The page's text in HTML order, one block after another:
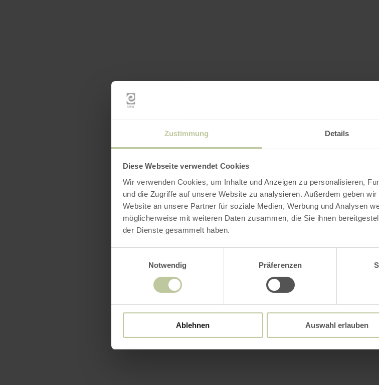
Zustimmung Details
Diese Webseite verwendet Cookies
Wir verwenden Cookies, um Inhalte und Anzeigen zu personalisieren,
und die Zugriffe auf unsere Website zu analysieren. Außerdem geben
Website an unsere Partner für soziale Medien, Werbung und Analysen
möglicherweise mit weiteren Daten zusammen, die Sie ihnen
der Dienste gesammelt haben.
Notwendig
Präferenzen
Ablehnen Auswahl erlauben